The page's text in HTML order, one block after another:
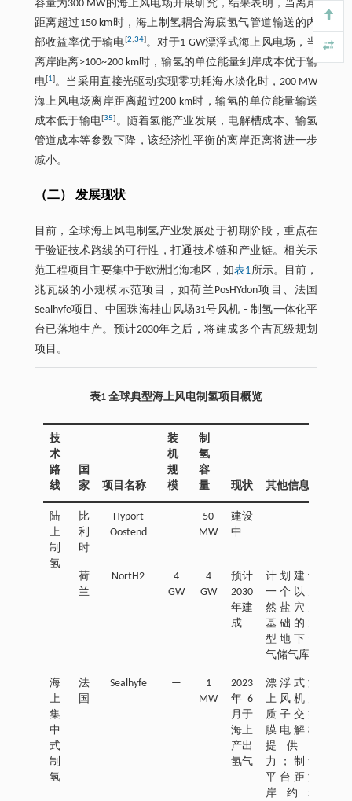
容量为300 MW的海上风电场开展研究，结果表明，当离岸
距离超过150 km时，海上制氢耦合海底氢气管道输送的内
部收益率优于输电[2,34]。对于1 GW漂浮式海上风电场，当
离岸距离>100~200 km时，输氢的单位能量到岸成本优于输
电[1]。当采用直接光驱动实现零功耗海水淡化时，200 MW
海上风电场离岸距离超过200 km时，输氢的单位能量输送
成本低于输电[35] 。随着氢能产业发展，电解槽成本、输氢
管道成本等参数下降，该经济性平衡的离岸距离将进一步
减小。
（二） 发展现状
目前，全球海上风电制氢产业发展处于初期阶段，重点在
于验证技术路线的可行性，打通技术链和产业链。相关示
范工程项目主要集中于欧洲北海地区，如表1所示。目前，
兆瓦级的小规模示范项目，如荷兰PosHYdon项目、法国
Sealhyfe项目、中国珠海桂山风场31号风机 ‒ 制氢一体化平
台已落地生产。预计2030年之后，将建成多个吉瓦级规划
项目。
表1 全球典型海上风电制氢项目概览
技
术
路
线
国
家
项目名称
装
机
规
模
制
氢
容
量
现状 其他信息
陆
上
制
氢
比
利
时
Hyport
Oostend
—
50
MW
建设
中
—
荷
兰
NortH2
4
GW
4
GW
预计
2030
年建
成
计划建设
一个以天
然盐穴为
基础的大
型地下氢
气储气库
海
上
集
中
式
制
氢
法
国
Sealhyfe —
1
MW
2023
年6
月于
海上
产出
氢气
漂浮式海
上风机为
质子交换
膜电解槽
提供电
力；制氢
平台距海
岸约20